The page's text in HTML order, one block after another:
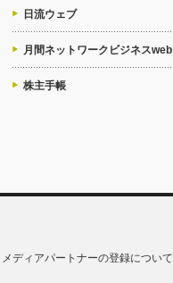
日流ウェブ
月間ネットワークビジネスweb
株主手帳
メディアパートナーの登録について